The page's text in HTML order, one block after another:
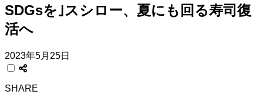
SDGsを｣スシロー、夏にも回る寿司復
活へ
2023年5月25日
SHARE